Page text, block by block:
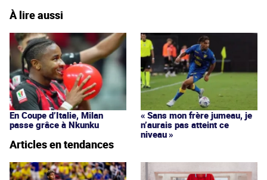
À lire aussi
En Coupe d’Italie, Milan
passe grâce à Nkunku
« Sans mon frère jumeau, je
n’aurais pas atteint ce
niveau »
Articles en tendances